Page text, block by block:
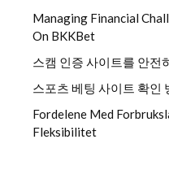
Managing Financial
On BKKBet
스캠 인증 사이트를 안전
스포츠 베팅 사이트 확인
Fordelene Med
Fleksibilitet